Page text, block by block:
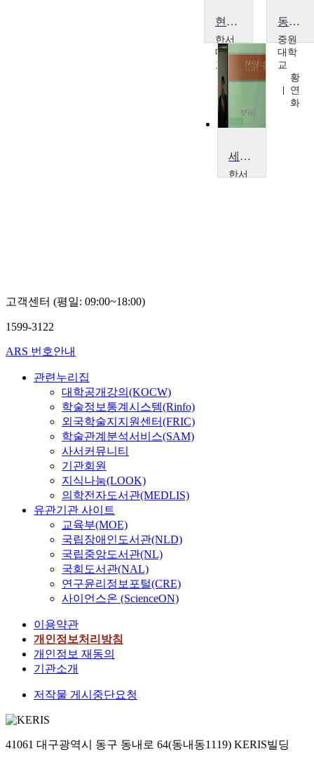
현대미술관에서만난철학
한서
대학
교
홍
동서양미술감상
중원
대학
교
황
연
화
세계 미술관 순례
한서
고객센터 (평일: 09:00~18:00)
1599-3122
ARS 번호안내
관련누리집
대학공개강의(KOCW)
학술정보통계시스템(Rinfo)
외국학술지지원센터(FRIC)
학술관계분석서비스(SAM)
사서커뮤니티
기관회원
지식나눔(LOOK)
의학전자도서관(MEDLIS)
유관기관 사이트
교육부(MOE)
국립장애인도서관(NLD)
국립중앙도서관(NL)
국회도서관(NAL)
연구윤리정보포털(CRE)
사이언스온 (ScienceON)
이용약관
개인정보처리방침
개인정보 재동의
기관소개
저작물 게시중단요청
41061 대구광역시 동구 동내로 64(동내동1119) KERIS빌딩